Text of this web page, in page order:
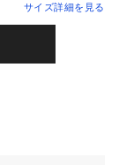
サイズ詳細を見る